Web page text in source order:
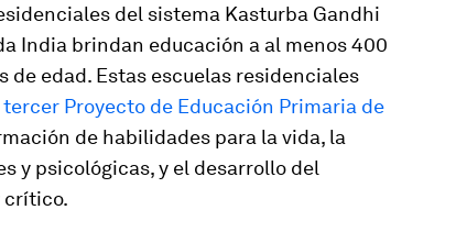
del sistema Kasturba Gandhi
India brindan educación a al menos 400
de edad. Estas escuelas residenciales
tercer Proyecto de Educación Primaria de
de habilidades para la vida, la
y psicológicas, y el desarrollo del
crítico.